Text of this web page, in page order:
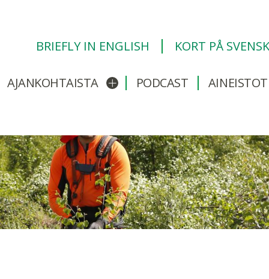
BRIEFLY IN ENGLISH KORT PÅ
sulje alavalikko
AJANKOHTAISTA Avaa/sulje alavalikko
PODCAST AINEISTOT